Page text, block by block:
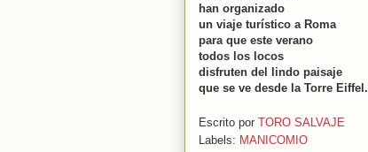
han organizado
un viaje turístico a Roma
para que este verano
todos los locos
disfruten del lindo paisaje
que se ve desde la Torre Eiffel.
Escrito por TORO SALVAJE
Labels: MANICOMIO